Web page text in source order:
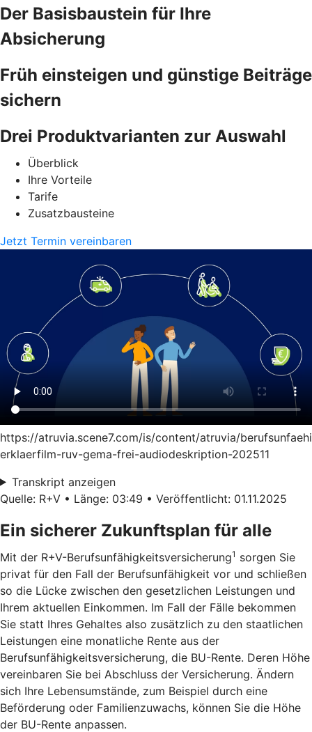
Der Basisbaustein für Ihre
Absicherung
Früh einsteigen und günstige Beiträge
sichern
Drei Produktvarianten zur Auswahl
Überblick
Ihre Vorteile
Tarife
Zusatzbausteine
Jetzt Termin vereinbaren
https://atruvia.scene7.com/is/content/atruvia/
erklaerfilm-ruv-gema-frei-audiodeskription-202511
Transkript anzeigen
Quelle: R+V • Länge: 03:49 • Veröffentlicht: 01.11.2025
Ein sicherer Zukunftsplan für alle
Mit der R+V-Berufsunfähigkeitsversicherung1 sorgen Sie
privat für den Fall der Berufsunfähigkeit vor und schließen
so die Lücke zwischen den gesetzlichen Leistungen und
Ihrem aktuellen Einkommen. Im Fall der Fälle bekommen
Sie statt Ihres Gehaltes also zusätzlich zu den staatlichen
Leistungen eine monatliche Rente aus der
Berufsunfähigkeitsversicherung, die BU-Rente. Deren Höhe
vereinbaren Sie bei Abschluss der Versicherung. Ändern
sich Ihre Lebensumstände, zum Beispiel durch eine
Beförderung oder Familienzuwachs, können Sie die Höhe
der BU-Rente anpassen.